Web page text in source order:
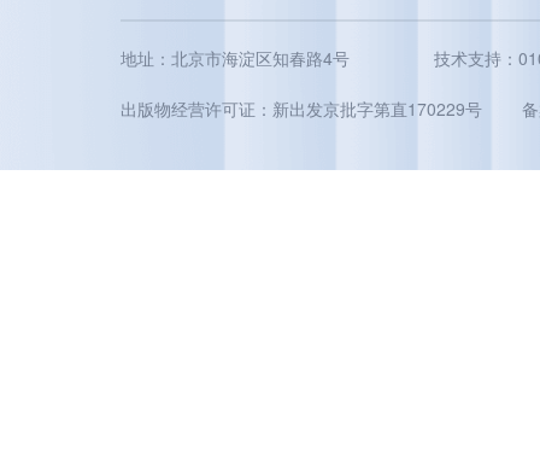
地址：北京市海淀区知春路4号 技术支持：
出版物经营许可证：新出发京批字第直170229号